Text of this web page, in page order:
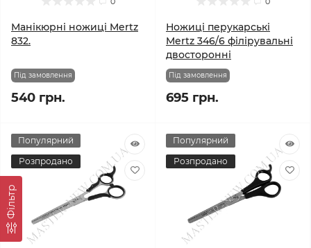
Фільтр
Манікюрні ножиці Mertz
832.
Під замовлення
540 грн.
Ножиці перукарські
Mertz 346/6 філірувальні
двосторонні
Під замовлення
695 грн.
Популярний
Розпродано
Популярний
Розпродано